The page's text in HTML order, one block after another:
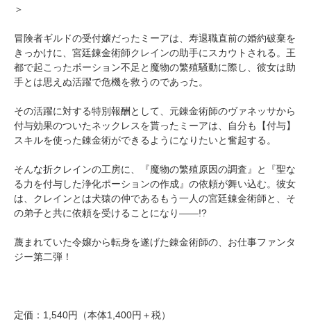
＞
冒険者ギルドの受付嬢だったミーアは、寿退職直前の婚約破棄を
きっかけに、宮廷錬金術師クレインの助手にスカウトされる。王
都で起こったポーション不足と魔物の繁殖騒動に際し、彼女は助
手とは思えぬ活躍で危機を救うのであった。
その活躍に対する特別報酬として、元錬金術師のヴァネッサから
付与効果のついたネックレスを貰ったミーアは、自分も【付与】
スキルを使った錬金術ができるようになりたいと奮起する。
そんな折クレインの工房に、『魔物の繁殖原因の調査』と『聖な
る力を付与した浄化ポーションの作成』の依頼が舞い込む。彼女
は、クレインとは犬猿の仲であるもう一人の宮廷錬金術師と、そ
の弟子と共に依頼を受けることになり――!?
蔑まれていた令嬢から転身を遂げた錬金術師の、お仕事ファンタ
ジー第二弾！
定価：1,540円（本体1,400円＋税）